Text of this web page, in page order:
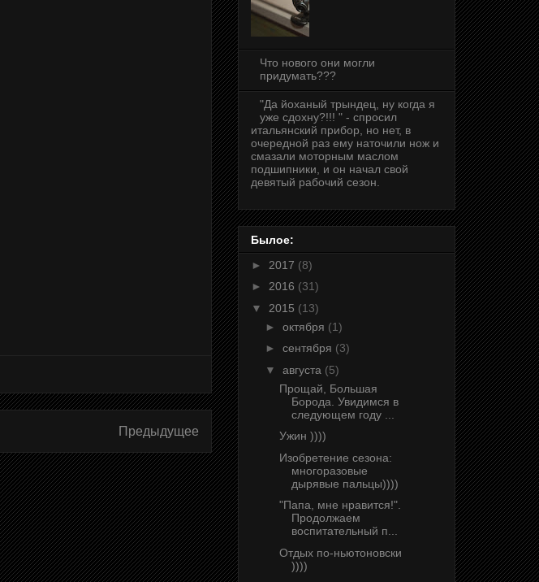
Предыдущее
Что нового они могли
придумать???
"Да йоханый трындец, ну когда я
уже сдохну?!!! " - спросил
итальянский прибор, но нет, в
очередной раз ему наточили нож и
смазали моторным маслом
подшипники, и он начал свой
девятый рабочий сезон.
Былое:
► 2017 (8)
► 2016 (31)
▼ 2015 (13)
► октября (1)
► сентября (3)
▼ августа (5)
Прощай, Большая
Борода. Увидимся в
следующем году ...
Ужин ))))
Изобретение сезона:
многоразовые
дырявые пальцы))))
"Папа, мне нравится!".
Продолжаем
воспитательный п...
Отдых по-ньютоновски
))))